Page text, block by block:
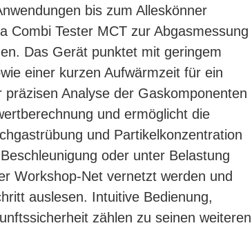
bis zum Alleskönner
Combi Tester MCT zur Abgasmessung
Das Gerät punktet mit geringem
einer kurzen Aufwärmzeit für ein
Analyse der Gaskomponenten
und ermöglicht die
und Partikelkonzentration
oder unter Belastung
Workshop-Net vernetzt werden und
auslesen. Intuitive Bedienung,
zählen zu seinen weiteren